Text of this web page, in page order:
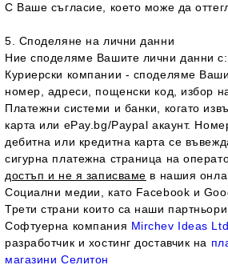
С Ваше съгласие, което може да
5. Споделяне на лични данни
Ние споделяме Вашите лични данни с:
Куриерски компании - споделяме
номер, адреси, пощенски код, избор
Платежни системи и банки, когато
карта или еPay.bg/Paypal акаунт.
дебитна или кредитна карта се
сигурна платежна страница на
достъп и не я записваме в нашия
Социални медии, като Facebook и
Трети страни които са наши партньори
Софтуерна компания Mirchev Ideas Ltd.
разработчик и хостинг доставчик на
магазини Селитон